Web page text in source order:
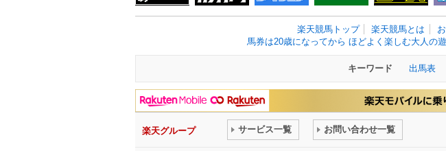
楽天競馬トップ 楽天競馬とは
馬券は20歳になってから ほどよく楽しむ大人の
キーワード 出馬表
楽天グループ サービス一覧 お問い合わせ一覧